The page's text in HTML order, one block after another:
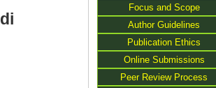
Focus and Scope
Author Guidelines
Publication Ethics
Online Submissions
Peer Review Process